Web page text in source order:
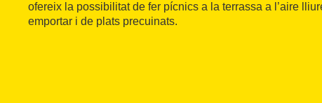
ofereix la possibilitat de fer pícnics a la terrassa a l’aire
emportar i de plats precuinats.